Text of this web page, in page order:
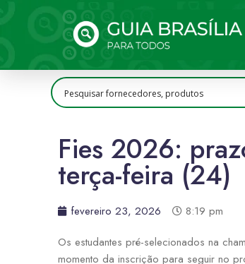
Fies 2026:
terça-feira (24)
fevereiro 23, 2026
8:19 pm
Os estudantes pré-selecionados na
momento da inscrição para seguir no